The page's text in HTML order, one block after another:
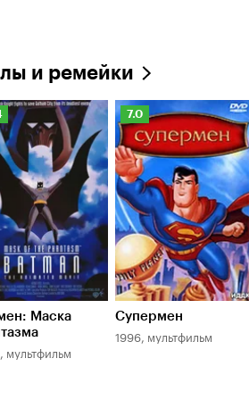
и ремейки
Маска
мультфильм
Рейтинг
Кинопоиска
7.0
7.0
Супермен
1996, мультфильм